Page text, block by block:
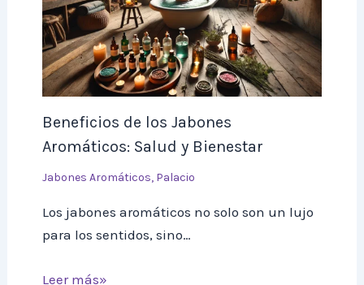
Beneficios de los Jabones
Aromáticos: Salud y Bienestar
Jabones Aromáticos, Palacio
Los jabones aromáticos no solo son un lujo
para los sentidos, sino…
Leer más»